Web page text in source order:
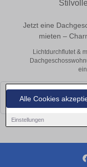
Alle Cookies
Einstellungen
Jetzt eine
mieten –
Lichtdurchflutet &
Leider konnten wir derzeit
bald wieder vorbei!